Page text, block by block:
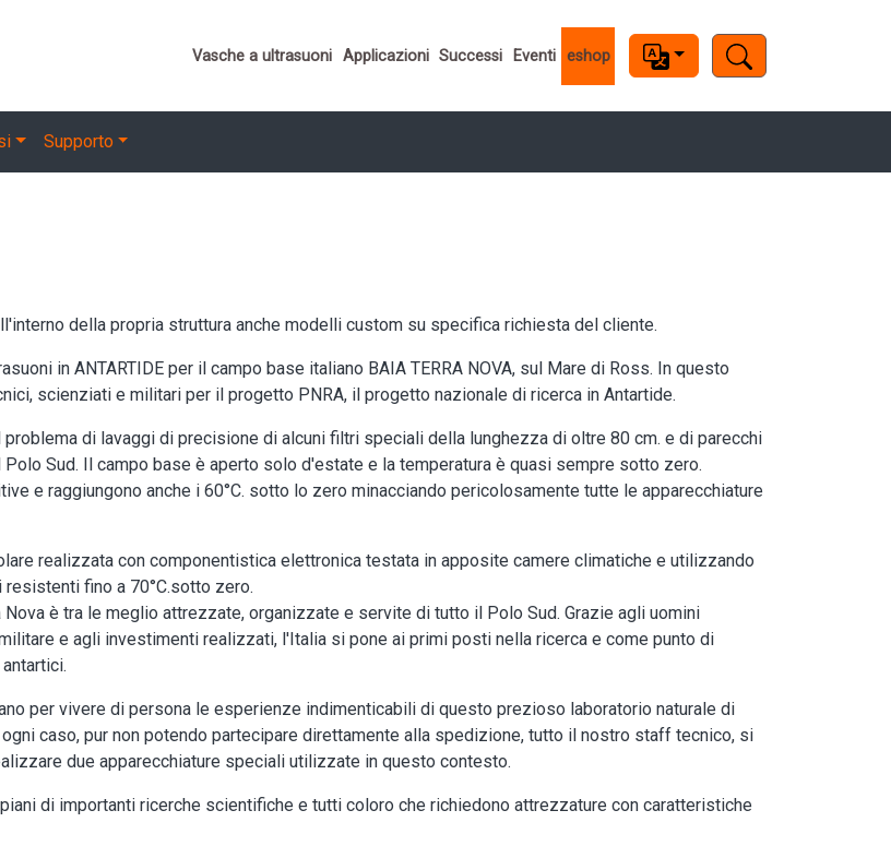
Important links
Vasche a ultrasuoni Applicazioni Successi Eventi eshop
Supporto
della propria struttura anche modelli custom su specifica richiesta del cliente.
in ANTARTIDE per il campo base italiano BAIA TERRA NOVA, sul Mare di Ross. In questo
scienziati e militari per il progetto PNRA, il progetto nazionale di ricerca in Antartide.
di lavaggi di precisione di alcuni filtri speciali della lunghezza di oltre 80 cm. e di parecchi
Sud. Il campo base è aperto solo d'estate e la temperatura è quasi sempre sotto zero.
e raggiungono anche i 60°C. sotto lo zero minacciando pericolosamente tutte le apparecchiature
realizzata con componentistica elettronica testata in apposite camere climatiche e utilizzando
fino a 70°C.sotto zero.
è tra le meglio attrezzate, organizzate e servite di tutto il Polo Sud. Grazie agli uomini
e agli investimenti realizzati, l'Italia si pone ai primi posti nella ricerca e come punto di
per vivere di persona le esperienze indimenticabili di questo prezioso laboratorio naturale di
caso, pur non potendo partecipare direttamente alla spedizione, tutto il nostro staff tecnico, si
due apparecchiature speciali utilizzate in questo contesto.
di importanti ricerche scientifiche e tutti coloro che richiedono attrezzature con caratteristiche